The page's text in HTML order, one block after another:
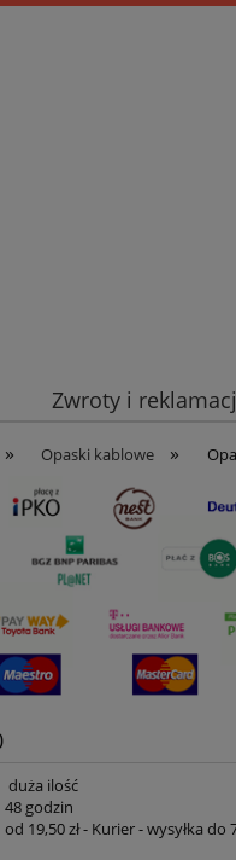
Zwroty i
» Opaski kablowe »
duża ilość
48 godzin
od 19,50 zł- Kurier - wysyłka do